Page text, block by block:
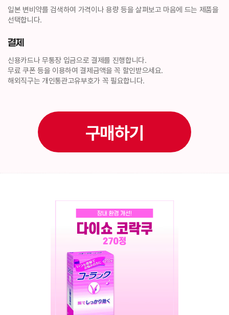
일본 변비약를 검색하여 가격이나 용량 등을 살펴보고 마음에 드는 제품을
선택합니다.
결제
신용카드나 무통장 입금으로 결제를 진행합니다.
무료 쿠폰 등을 이용하여 결제금액을 꼭 할인받으세요.
해외직구는 개인통관고유부호가 꼭 필요합니다.
구매하기